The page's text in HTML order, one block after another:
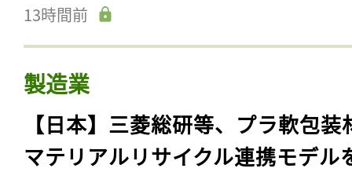
13時間前
製造業
【日本】三菱総研等、プラ軟包装
マテリアルリサイクル連携モデル